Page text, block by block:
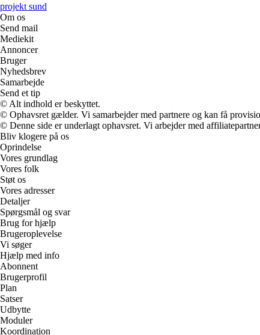
projekt sund
Om os
Send mail
Mediekit
Annoncer
Bruger
Nyhedsbrev
Samarbejde
Send et tip
© Alt indhold er beskyttet.
© Ophavsret gælder. Vi samarbejder med partnere og kan få
© Denne side er underlagt ophavsret. Vi arbejder med
Bliv klogere på os
Oprindelse
Vores grundlag
Vores folk
Støt os
Vores adresser
Detaljer
Spørgsmål og svar
Brug for hjælp
Brugeroplevelse
Vi søger
Hjælp med info
Abonnent
Brugerprofil
Plan
Satser
Udbytte
Moduler
Koordination